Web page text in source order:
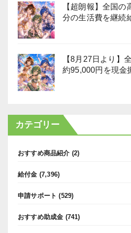
【超朗報】全国の
分の生活費を継続
【8月27日より】
約95,000円を現金
カテゴリー
おすすめ商品紹介 (2)
給付金 (7,396)
申請サポート (529)
おすすめ助成金 (741)